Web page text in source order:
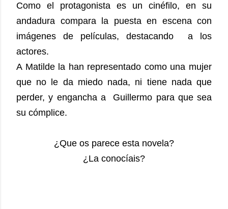
Como el protagonista es un cinéfilo, en su
andadura compara la puesta en escena con
imágenes de películas, destacando a los
actores.
A Matilde la han representado como una mujer
que no le da miedo nada, ni tiene nada que
perder, y engancha a Guillermo para que sea
su cómplice.
¿Que os parece esta novela?
¿La conocíais?